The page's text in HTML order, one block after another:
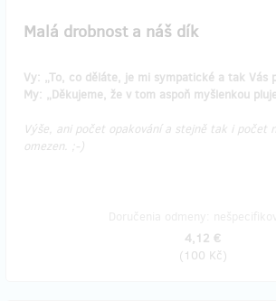
Malá drobnost a náš dík
Vy: „To, co děláte, je mi sympatické a tak Vás
My: „Děkujeme, že v tom aspoň myšlenkou
Výše, ani počet opakování a stejně tak i počet
omezen. ;-)
4,12 €
(100 Kč)